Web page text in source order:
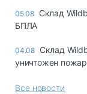
05.08 Склад
БПЛА
04.08 Склад
уничтожен
Все новости